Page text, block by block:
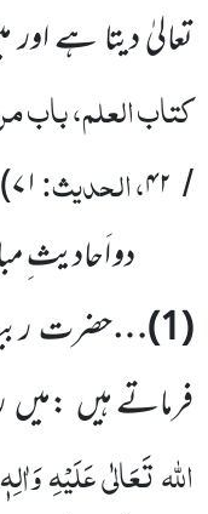
تعالیٰ دیتا ہے اور
کتاب العلم، باب
/ ۴۲، الحدیث:۷۱)
دو اَحادیث
(1)
…حضرت
فرماتے ہیں
اللہ تَعَالٰی عَلَیْہِ